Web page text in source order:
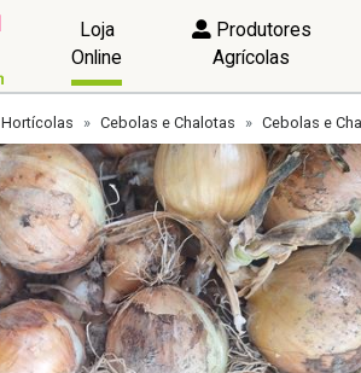
Loja
Online
Produtores
Agrícolas
Hortícolas Cebolas e Chalotas Cebolas e